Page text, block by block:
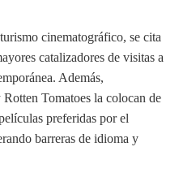
cinematográfico, se cita
catalizadores de visitas a
Además,
Tomatoes la colocan de
preferidas por el
barreras de idioma y